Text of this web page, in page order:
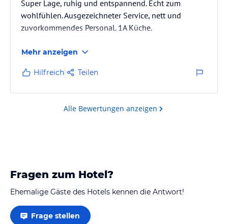
Super Lage, ruhig und entspannend. Echt zum
wohlfühlen. Ausgezeichneter Service, nett und
zuvorkommendes Personal. 1A Küche.
Mehr anzeigen
Hilfreich Teilen
Alle Bewertungen anzeigen
Fragen zum Hotel?
Ehemalige Gäste des Hotels kennen die Antwort!
Frage stellen